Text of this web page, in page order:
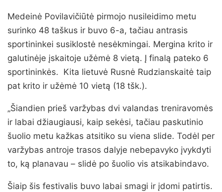
Medeinė Povilavičiūtė pirmojo nusileidimo metu
surinko 48 taškus ir buvo 6-a, tačiau antrasis
sportininkei susiklostė nesėkmingai. Mergina krito ir
galutinėje įskaitoje užėmė 8 vietą. Į finalą pateko 6
sportininkės. Kita lietuvė Rusnė Rudzianskaitė taip
pat krito ir užėmė 10 vietą (18 tšk.).
„Šiandien prieš varžybas dvi valandas treniravomės
ir labai džiaugiausi, kaip sekėsi, tačiau paskutinio
šuolio metu kažkas atsitiko su viena slide. Todėl per
varžybas antroje trasos dalyje nebepavyko įvykdyti
to, ką planavau – slidė po šuolio vis atsikabindavo.
Šiaip šis festivalis buvo labai smagi ir įdomi patirtis.